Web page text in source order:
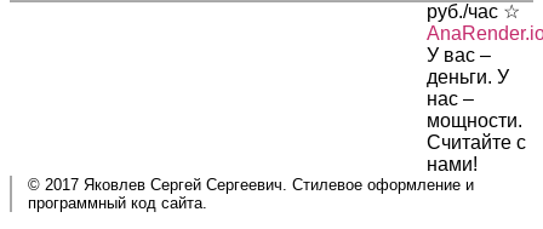
руб./час ☆
У вас –
деньги. У
нас –
мощности.
Считайте с
нами!
© 2017 Яковлев Сергей Сергеевич. Стилевое оформление и
программный код сайта.